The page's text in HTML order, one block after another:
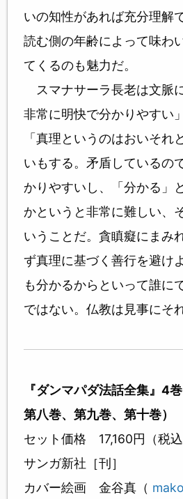
いの知性があれば充分理解
読む側の年齢によって味わ
てくるのも魅力だ。
スマナサーラ長老は文脈
非常に明快で分かりやすい
「真理というのはおいそれ
いもする。矛盾しているの
かりやすいし、「分かる」
かというと非常に難しい、
いうことだ。貪瞋癡にまみ
ず真理に基づく善行を避け
も分かるからといって誰に
ではない。仏教は見事にそ
『ダンマパダ法話全集』4
第八巻、第九巻、第十巻）
セット価格 17,160円（税込
サンガ新社［刊］
カバー絵画 金谷真（